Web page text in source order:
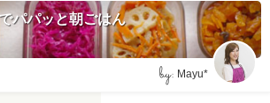
パパッと朝ごはん
by: Mayu*